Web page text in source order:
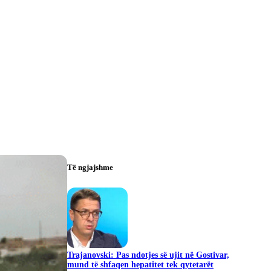
Të ngjajshme
Trajanovski: Pas ndotjes së ujit në Gostivar,
mund të shfaqen hepatitet tek qytetarët